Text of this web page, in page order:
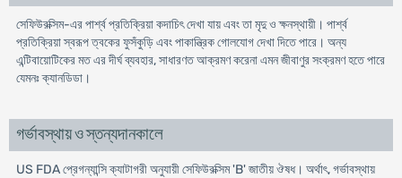
সেফিউরক্সিম-এর পার্শ্ব প্রতিক্রিয়া কদাচিৎ দেখা যায় এবং তা মৃদু ও ক্ষনস্থায়ী। পার্শ্ব
প্রতিক্রিয়া স্বরূপ ত্বকের ফুসঁকুড়ি এবং পাকান্ত্রিক গোলযোগ দেখা দিতে পারে। অন্য
এন্টিবায়োটিকের মত এর দীর্ঘ ব্যবহার, সাধারণত আক্রমণ করেনা এমন জীবাণুর সংক্রমণ হতে পারে
যেমনঃ ক্যানডিডা।
গর্ভাবস্থায় ও স্তন্যদানকালে
US FDA প্রেগন্যান্সি ক্যাটাগরী অনুযায়ী সেফিউরক্সিম 'B' জাতীয় ঔষধ। অর্থাৎ, গর্ভাবস্থায়